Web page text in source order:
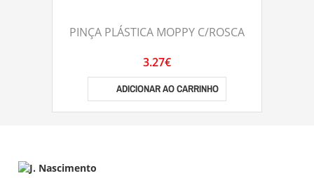
PINÇA PLÁSTICA MOPPY C/ROSCA
3.27€
ADICIONAR AO CARRINHO